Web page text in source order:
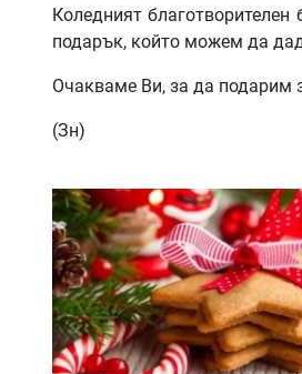
Коледният
подарък, който можем да
Очакваме Ви, за да подарим
(Зн)